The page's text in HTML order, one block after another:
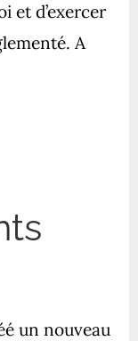
et d’exercer
A
un nouveau